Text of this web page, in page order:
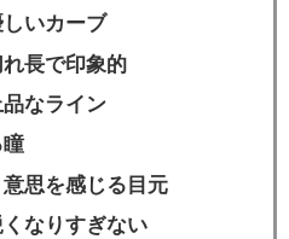
いカーブ
長で印象的
なライン
思を感じる目元
なりすぎない